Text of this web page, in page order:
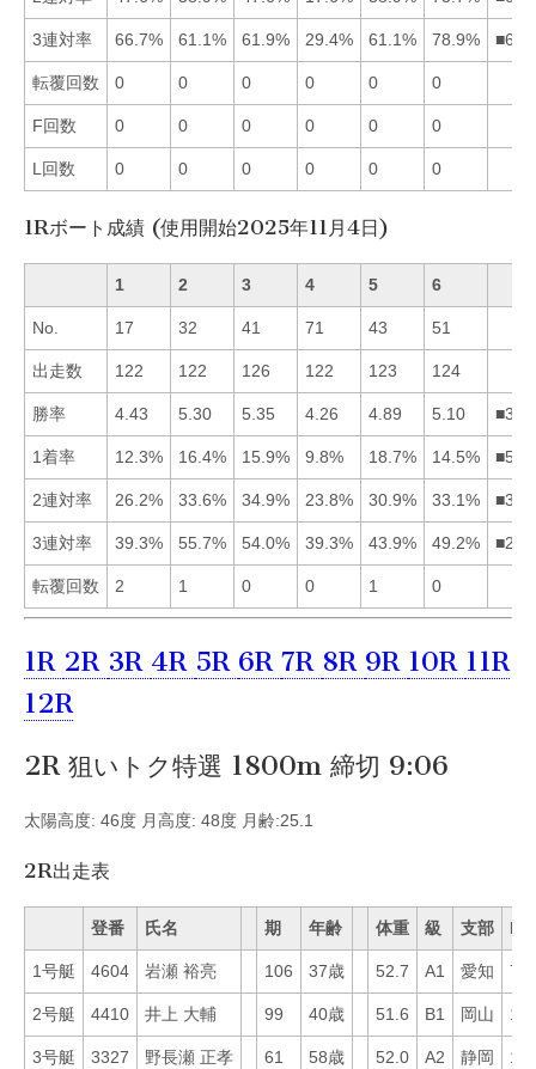
3連対率 66.7% 61.1% 61.9% 29.4% 61.1% 78.9%
転覆回数 0 0 0 0 0 0
F回数 0 0 0 0 0 0
L回数 0 0 0 0 0 0
1Rボート成績 (使用開始2025年11月4日)
1 2 3 4 5 6
No. 17 32 41 71 43 51
出走数 122 122 126 122 123 124
勝率 4.43 5.30 5.35 4.26 4.89 5.10
1着率 12.3% 16.4% 15.9% 9.8% 18.7% 14.5%
2連対率 26.2% 33.6% 34.9% 23.8% 30.9% 33.1%
3連対率 39.3% 55.7% 54.0% 39.3% 43.9% 49.2%
転覆回数 2 1 0 0 1 0
1R 2R 3R 4R 5R 6R 7R 8R 9R 10R 11R
12R
2R 狙いトク特選 1800m 締切 9:06
太陽高度: 46度 月高度: 48度 月齢:25.1
2R出走表
登番 氏名 期 年齢 体重 級 支部 Mo
1号艇 4604 岩瀬 裕亮 106 37歳 52.7 A1 愛知 75
2号艇 4410 井上 大輔 99 40歳 51.6 B1 岡山 11
3号艇 3327 野長瀬 正孝 61 58歳 52.0 A2 静岡 15